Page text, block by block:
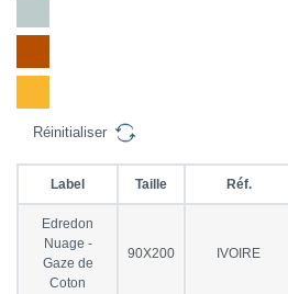
Réinitialiser
Label Taille Réf.
Edredon
Nuage -
Gaze de
Coton
90X200 IVOIRE